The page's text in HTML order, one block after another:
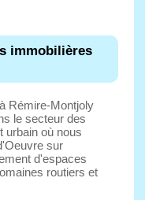
immobilières
Rémire-Montjoly
le secteur des
urbain où nous
sur
d'espaces
routiers et